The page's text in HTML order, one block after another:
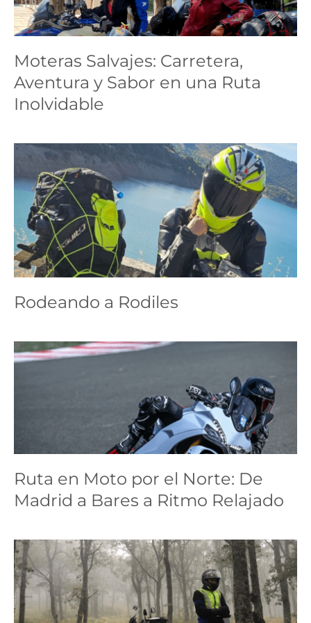
Carretera, Aventura y
Inolvidable
Moteras Salvajes: Carretera,
Aventura y Sabor en una Ruta
Inolvidable
Rodeando a Rodiles
ruta
Rodeando a Rodiles
Ruta en Moto por el
Norte: De Madrid a Bares
a Ritmo Relajado
ruta
Ruta en Moto por el Norte: De
Madrid a Bares a Ritmo Relajado
Madrid, de puerto a